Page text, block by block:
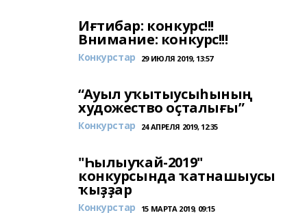
Иғтибар: конкурс!!!
Внимание: конкурс!!!
Конкурстар 29 ИЮЛЯ 2019, 13:57
“Ауыл уҡытыусыһының
художество оҫталығы”
Конкурстар 24 АПРЕЛЯ 2019, 12:35
"Һылыуҡай-2019"
конкурсында ҡатнашыусы
ҡыҙҙар
Конкурстар 15 МАРТА 2019, 09:15